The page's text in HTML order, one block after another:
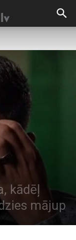
kādēļ
mājup